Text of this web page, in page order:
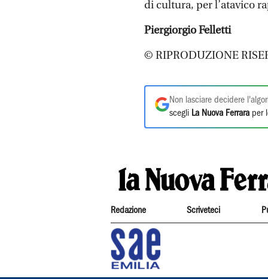
di cultura, per l’atavico
Piergiorgio Felletti
© RIPRODUZIONE
Non lasciare decidere
scegli La Nuova Ferrara per
Redazione Scriveteci